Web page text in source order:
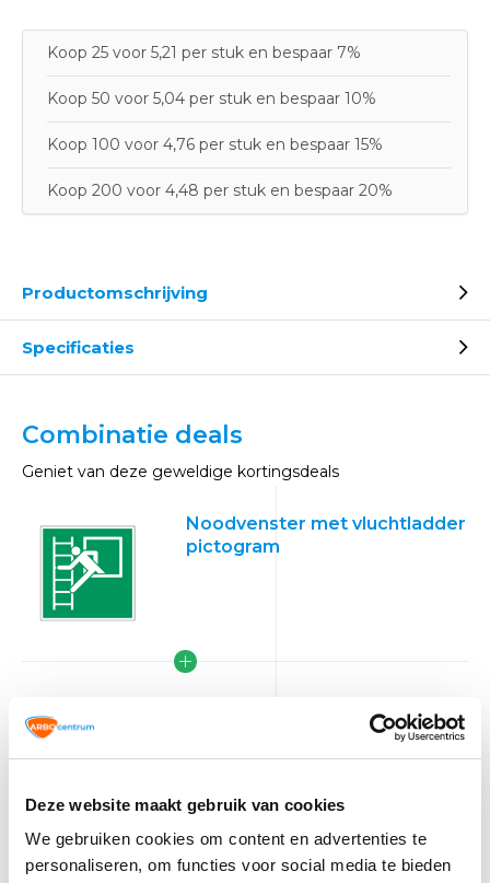
Deze website maakt gebruik van cookies
We gebruiken cookies om content en advertenties te
personaliseren, om functies voor social media te bieden
Koop 25 voor 5,21 per stuk en bespaar 7%
Koop 50 voor 5,04 per stuk en bespaar 10%
Koop 100 voor 4,76 per stuk en bespaar 15%
Koop 200 voor 4,48 per stuk en bespaar 20%
Productomschrijving
Specificaties
Combinatie deals
Geniet van deze geweldige kortingsdeals
Noodvenster met vluchtladder
pictogram
VCA